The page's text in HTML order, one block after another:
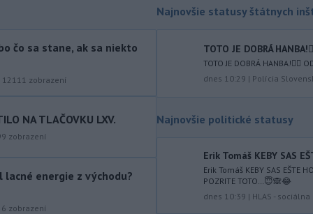
to z tzv. zelenej správy o lesnom
za rok 2025.
Jemenskí povstalci húsíovia
Arábii na pobreží Červeného mora.
Indonézske orgány uzavreli
prístup do národného parku na
Jáva, kde hasiči bojujú s
čo sa stane, ak sa niekto
12111 zobrazení
NA TLAČOVKU LXV.
zobrazení
lacné energie z východu?
zobrazení
Najnovšie statusy štátnych
TOTO JE DOBRÁ
TOTO JE DOBRÁ HANBA!🤦‍♂️
dnes 10:29 | Polícia
Najnovšie politické statusy
Erik Tomáš KEBY SAS
Erik Tomáš KEBY SAS EŠTE
POZRITE TOTO…😇🙈😂
dnes 10:39 | HLAS -